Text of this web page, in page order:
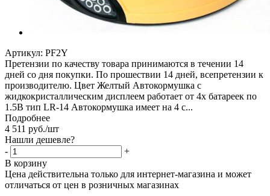
Артикул: PF2Y
Претензии по качеству товара принимаются в течении 14
дней со дня покупки. По прошествии 14 дней, всепретензии к
производителю. Цвет Желтый Автокормушка с
жидкокристаллическим дисплеем работает от 4х батареек по
1.5В тип LR-14 Автокормушка имеет на 4 с...
Подробнее
4 511 руб./шт
Нашли дешевле?
-
+
В корзину
Цена действительна только для интернет-магазина и может
отличаться от цен в розничных магазинах